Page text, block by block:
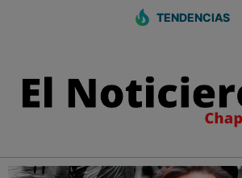
TENDENCIAS